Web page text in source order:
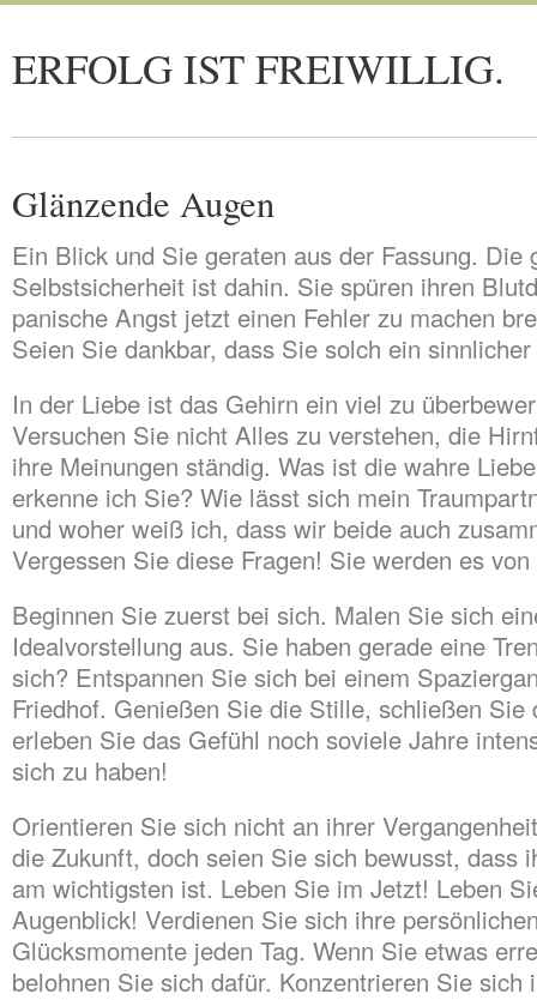
ERFOLG IST FREIWILLIG.
Glänzende Augen
Ein Blick und Sie geraten aus der Fassung. Die
Selbstsicherheit ist dahin. Sie spüren ihren
panische Angst jetzt einen Fehler zu machen
Seien Sie dankbar, dass Sie solch ein
In der Liebe ist das Gehirn ein viel zu
Versuchen Sie nicht Alles zu verstehen, die
ihre Meinungen ständig. Was ist die wahre
erkenne ich Sie? Wie lässt sich mein
und woher weiß ich, dass wir beide auch
Vergessen Sie diese Fragen! Sie werden es
Beginnen Sie zuerst bei sich. Malen Sie sich
Idealvorstellung aus. Sie haben gerade eine
sich? Entspannen Sie sich bei einem
Friedhof. Genießen Sie die Stille, schließen Sie
erleben Sie das Gefühl noch soviele Jahre
sich zu haben!
Orientieren Sie sich nicht an ihrer
die Zukunft, doch seien Sie sich bewusst, dass
am wichtigsten ist. Leben Sie im Jetzt! Leben
Augenblick! Verdienen Sie sich ihre
Glücksmomente jeden Tag. Wenn Sie etwas
belohnen Sie sich dafür. Konzentrieren Sie sich